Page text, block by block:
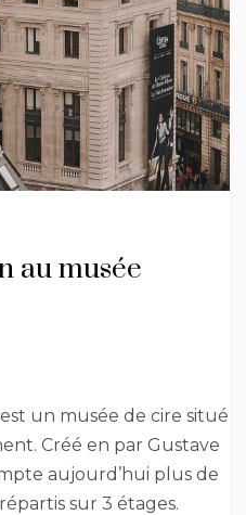
au musée
un musée de cire situé
Créé en par Gustave
aujourd’hui plus de
sur 3 étages.